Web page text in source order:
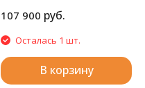
107 900 руб.
Осталась 1 шт.
В корзину